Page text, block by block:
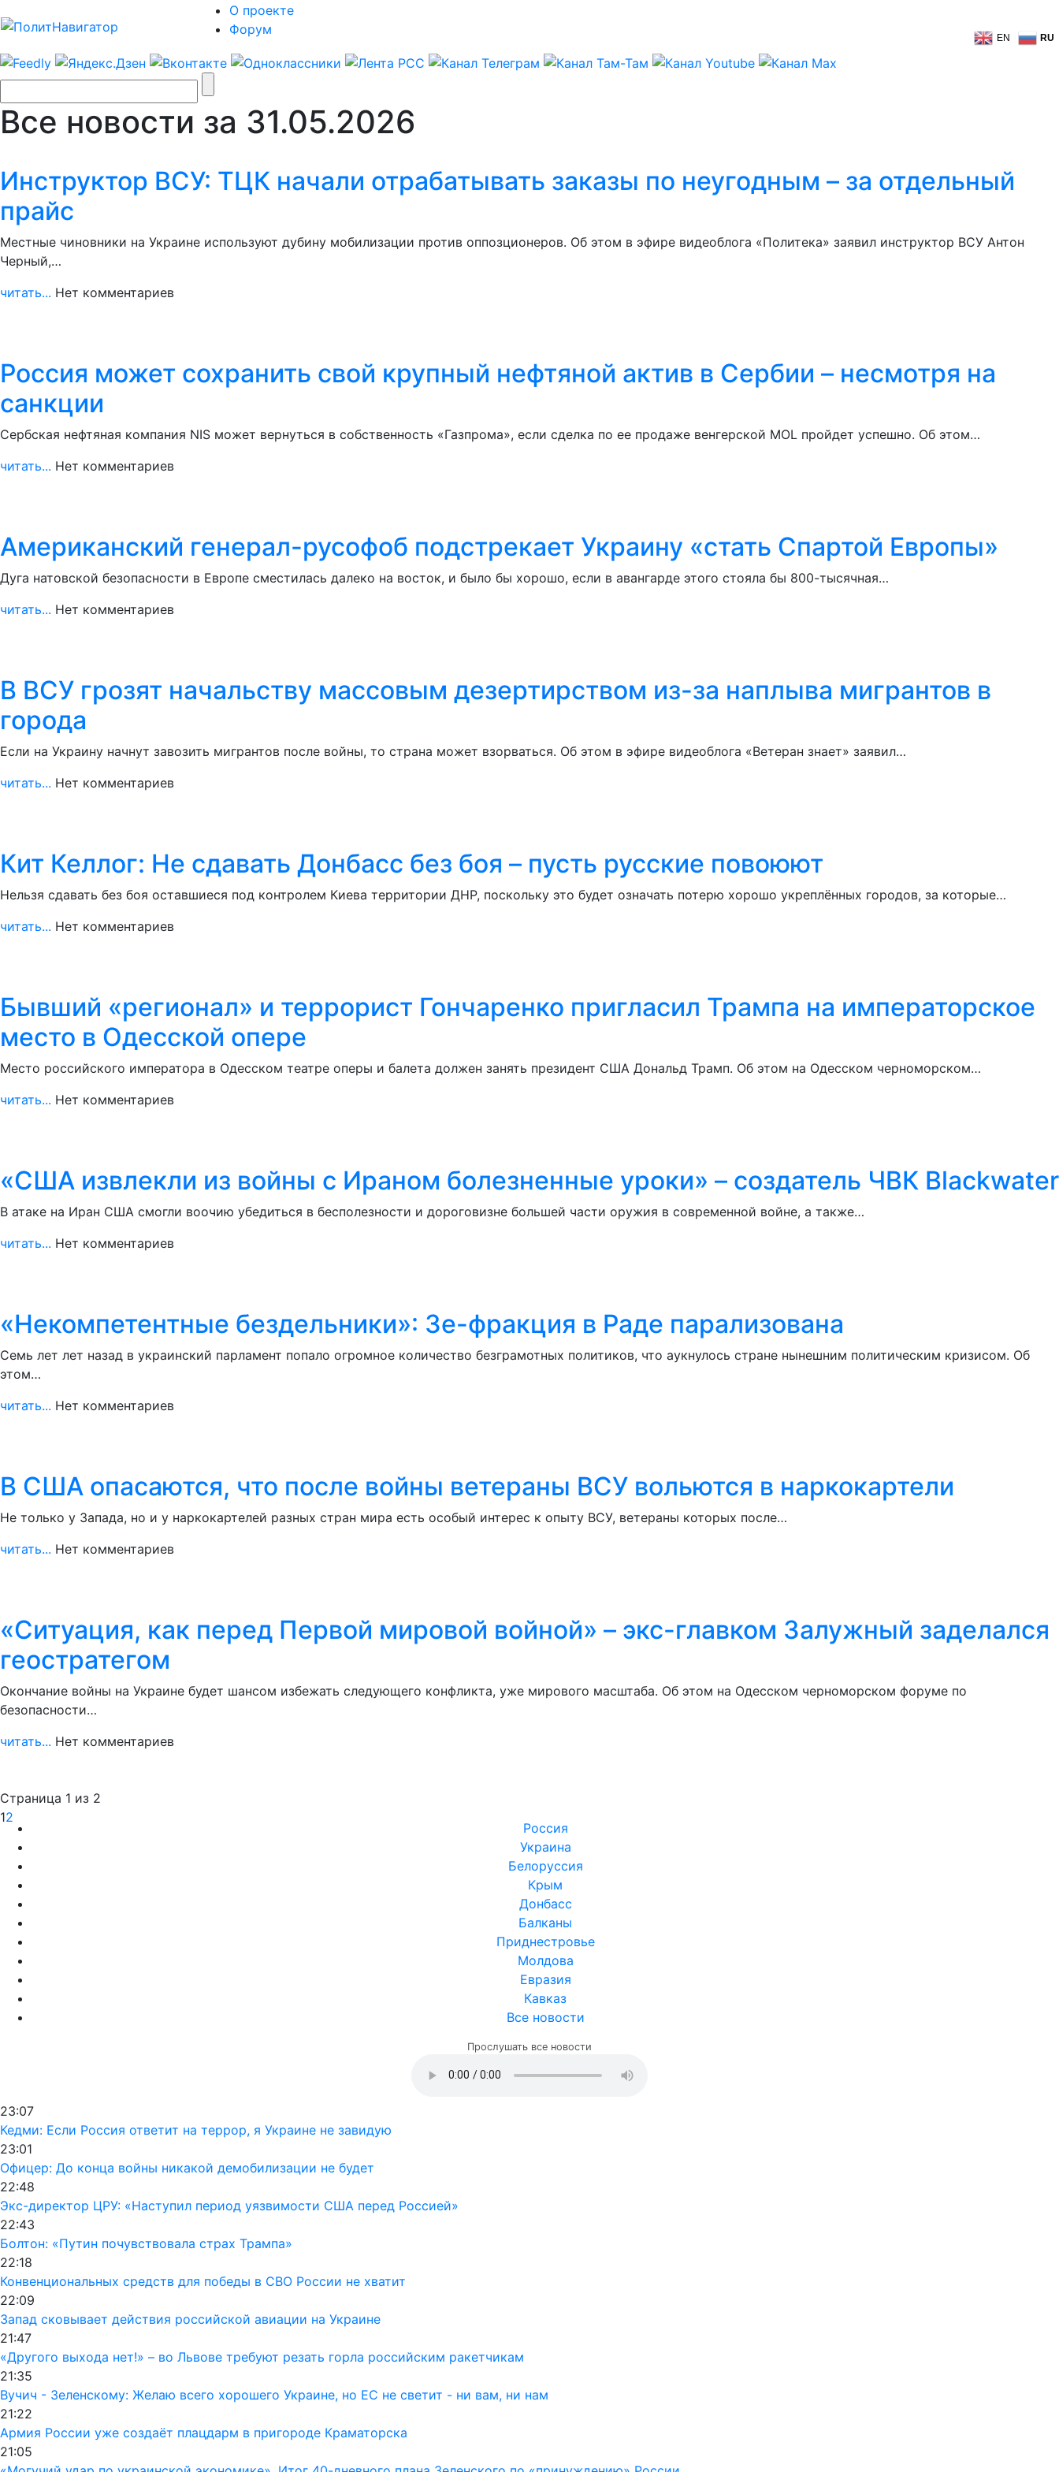
О проекте
Форум
EN RU
Все новости за 31.05.2026
Инструктор ВСУ: ТЦК начали отрабатывать заказы по неугодным – за отдельный
прайс
Местные чиновники на Украине используют дубину мобилизации против оппозционеров. Об этом в эфире видеоблога «Политека» заявил инструктор ВСУ Антон
Черный,…
читать... Нет комментариев
Россия может сохранить свой крупный нефтяной актив в Сербии – несмотря на
санкции
Сербская нефтяная компания NIS может вернуться в собственность «Газпрома», если сделка по ее продаже венгерской MOL пройдет успешно. Об этом…
читать... Нет комментариев
Американский генерал-русофоб подстрекает Украину «стать Спартой Европы»
Дуга натовской безопасности в Европе сместилась далеко на восток, и было бы хорошо, если в авангарде этого стояла бы 800-тысячная…
читать... Нет комментариев
В ВСУ грозят начальству массовым дезертирством из-за наплыва мигрантов в
города
Если на Украину начнут завозить мигрантов после войны, то страна может взорваться. Об этом в эфире видеоблога «Ветеран знает» заявил…
читать... Нет комментариев
Кит Келлог: Не сдавать Донбасс без боя – пусть русские повоюют
Нельзя сдавать без боя оставшиеся под контролем Киева территории ДНР, поскольку это будет означать потерю хорошо укреплённых городов, за которые…
читать... Нет комментариев
Бывший «регионал» и террорист Гончаренко пригласил Трампа на императорское
место в Одесской опере
Место российского императора в Одесском театре оперы и балета должен занять президент США Дональд Трамп. Об этом на Одесском черноморском…
читать... Нет комментариев
«США извлекли из войны с Ираном болезненные уроки» – создатель ЧВК Blackwater
В атаке на Иран США смогли воочию убедиться в бесполезности и дороговизне большей части оружия в современной войне, а также…
читать... Нет комментариев
«Некомпетентные бездельники»: Зе-фракция в Раде парализована
Семь лет лет назад в украинский парламент попало огромное количество безграмотных политиков, что аукнулось стране нынешним политическим кризисом. Об
этом…
читать... Нет комментариев
В США опасаются, что после войны ветераны ВСУ вольются в наркокартели
Не только у Запада, но и у наркокартелей разных стран мира есть особый интерес к опыту ВСУ, ветераны которых после…
читать... Нет комментариев
«Ситуация, как перед Первой мировой войной» – экс-главком Залужный заделался
геостратегом
Окончание войны на Украине будет шансом избежать следующего конфликта, уже мирового масштаба. Об этом на Одесском черноморском форуме по
безопасности…
читать... Нет комментариев
Страница 1 из 2
12
Россия
Украина
Белоруссия
Крым
Донбасс
Балканы
Приднестровье
Молдова
Евразия
Кавказ
Все новости
Прослушать все новости
23:07
Кедми: Если Россия ответит на террор, я Украине не завидую
23:01
Офицер: До конца войны никакой демобилизации не будет
22:48
Экс-директор ЦРУ: «Наступил период уязвимости США перед Россией»
22:43
Болтон: «Путин почувствовала страх Трампа»
22:18
Конвенциональных средств для победы в СВО России не хватит
22:09
Запад сковывает действия российской авиации на Украине
21:47
«Другого выхода нет!» – во Львове требуют резать горла российским ракетчикам
21:35
Вучич - Зеленскому: Желаю всего хорошего Украине, но ЕС не светит - ни вам, ни нам
21:22
Армия России уже создаёт плацдарм в пригороде Краматорска
21:05